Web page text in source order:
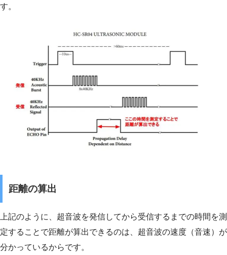
す。
距離の算出
上記のように、超音波を発信してから受信するまでの時間を測
定することで距離が算出できるのは、超音波の速度（音速）が
分かっているからです。